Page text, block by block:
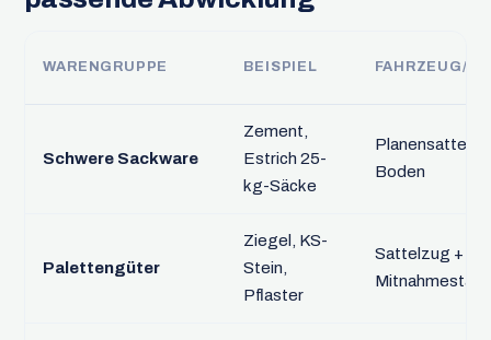
WARENGRUPPE BEISPIEL FAHRZEUG/
Schwere Sackware
Zement,
Estrich 25-
kg-Säcke
Planensattel,
Boden
Palettengüter
Ziegel, KS-
Stein,
Pflaster
Sattelzug +